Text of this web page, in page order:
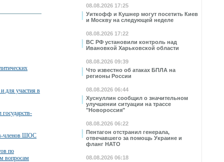
08.08.2026 17:25
Уиткофф и Кушнер могут посетить Киев
и Москву на следующей неделе
08.08.2026 17:22
ВС РФ установили контроль над
Ивановкой Харьковской области
08.08.2026 09:39
Что известно об атаках БПЛА на
регионы России
08.08.2026 06:44
Хуснуллин сообщил о значительном
улучшении ситуации на трассе
"Новороссия"
08.08.2026 06:22
Пентагон отстранил генерала,
отвечавшего за помощь Украине и
фланг НАТО
08.08.2026 06:18
для участия в
членов ШОС
по
вопросам